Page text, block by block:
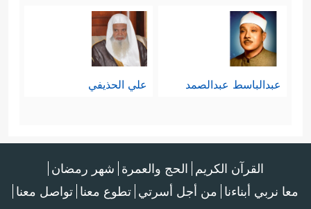
عبدالباسط عبدالصمد علي الحذيفي
القرآن الكريم الحج والعمرة شهر رمضان
معا نربي أبناءنا من أجل أسرتي تطوع معنا تواصل معنا